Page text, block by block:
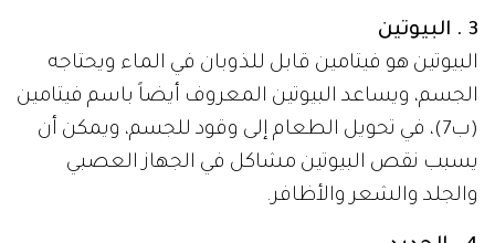
3 . البيوتين
البيوتين هو فيتامين قابل للذوبان في الماء ويحتاجه
الجسم، ويساعد البيوتين المعروف أيضاً باسم فيتامين
(ب7)، في تحويل الطعام إلى وقود للجسم، ويمكن أن
يسبب نقص البيوتين مشاكل في الجهاز العصبي
والجلد والشعر والأظافر.